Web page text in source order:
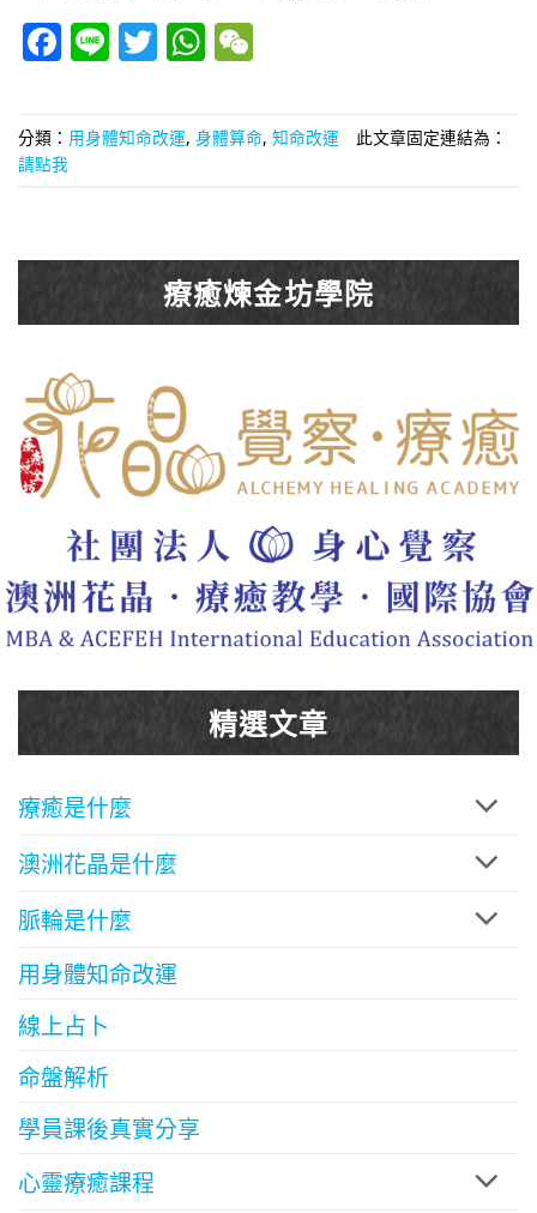
Facebook
LineTwitterWhatsApp
分類： 用身體知命改運 身體算命 知命改運 此文章固定連結為：
請點我
療癒煉金坊學院
精選文章
療癒是什麼
澳洲花晶是什麼
脈輪是什麼
用身體知命改運
線上占卜
命盤解析
學員課後真實分享
心靈療癒課程